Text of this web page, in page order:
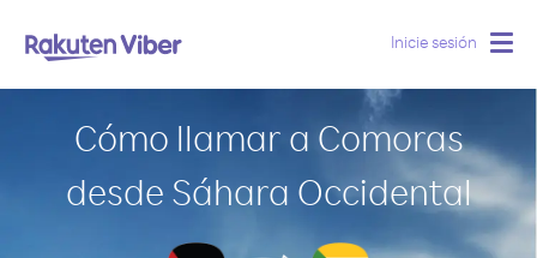
Inicie sesión
Cómo llamar a Comoras
desde Sáhara Occidental